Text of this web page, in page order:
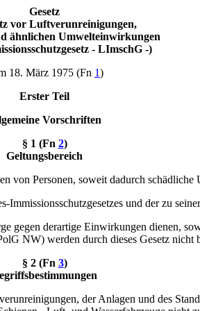
Gesetz
vor Luftverunreinigungen,
ähnlichen Umwelteinwirkungen
- LImschG -)
18. März 1975 (Fn 1)
Erster Teil
Vorschriften
§ 1 (Fn 2)
Geltungsbereich
von Personen, soweit dadurch
und der zu
derartige Einwirkungen dienen,
NW) werden durch dieses Gesetz nicht
§ 2 (Fn 3)
der Anlagen und des